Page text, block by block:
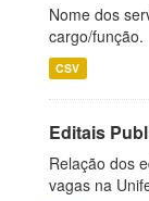
Nome dos
cargo/função.
CSV
Editais
Relação dos
vagas na